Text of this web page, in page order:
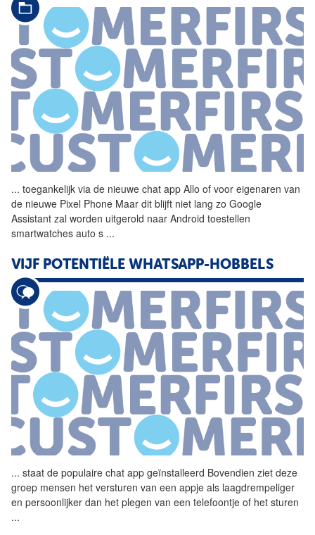
... toegankelijk via de nieuwe chat app Allo of voor eigenaren van
de nieuwe Pixel Phone Maar dit blijft niet lang zo Google
Assistant zal worden uitgerold naar Android toestellen
smartwatches auto s ...
VIJF POTENTIËLE WHATSAPP-HOBBELS
... staat de populaire chat app geïnstalleerd Bovendien ziet deze
groep mensen het versturen van een appje als laagdrempeliger
en persoonlijker dan het plegen van een telefoontje of het sturen
...